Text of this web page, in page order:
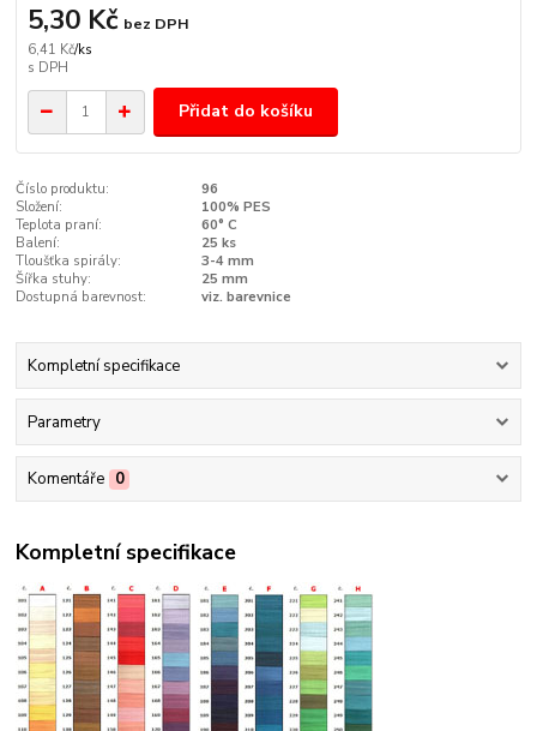
6,41 Kč/ks
5,30 Kč bez DPH
Přidat do košíku
Číslo produktu:
96
Složení:
100% PES
Teplota praní:
60° C
Balení:
25 ks
Tloušťka spirály:
3-4 mm
Šířka stuhy:
25 mm
Dostupná barevnost:
viz. barevnice
Kompletní specifikace
Parametry
Komentáře 0
Kompletní specifikace